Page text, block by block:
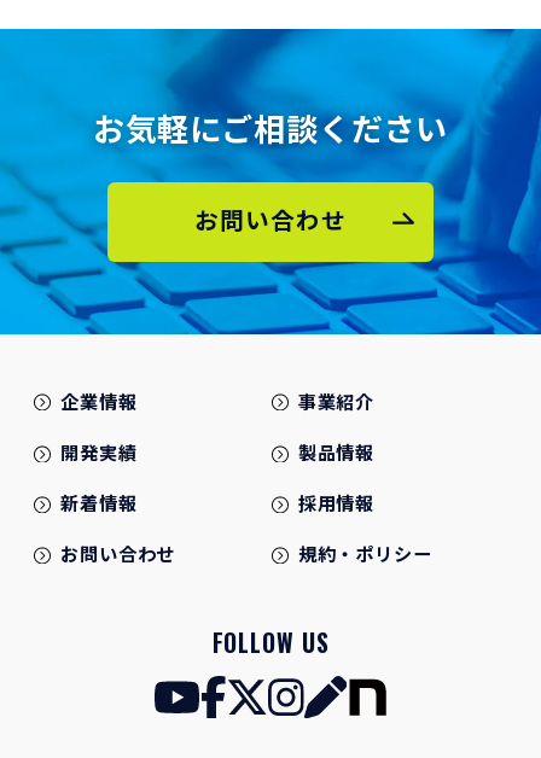
お気軽にご相談ください
お問い合わせ
企業情報 事業紹介
開発実績 製品情報
新着情報 採用情報
お問い合わせ 規約・ポリシー
FOLLOW US